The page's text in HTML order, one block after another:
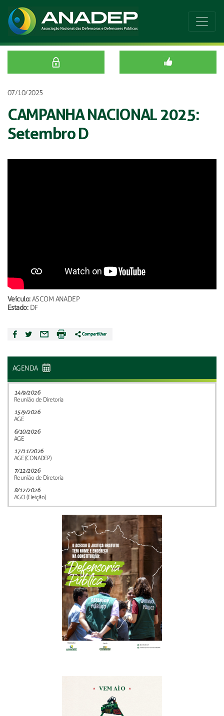
07/10/2025
CAMPANHA NACIONAL 2025:
Setembro D
Veículo:ASCOM ANADEP
Estado:DF
AGENDA
14/9/2026
Reunião de Diretoria
15/9/2026
AGE
6/10/2026
AGE
17/11/2026
AGE (CONADEP)
7/12/2026
Reunião de Diretoria
8/12/2026
AGO (Eleição)